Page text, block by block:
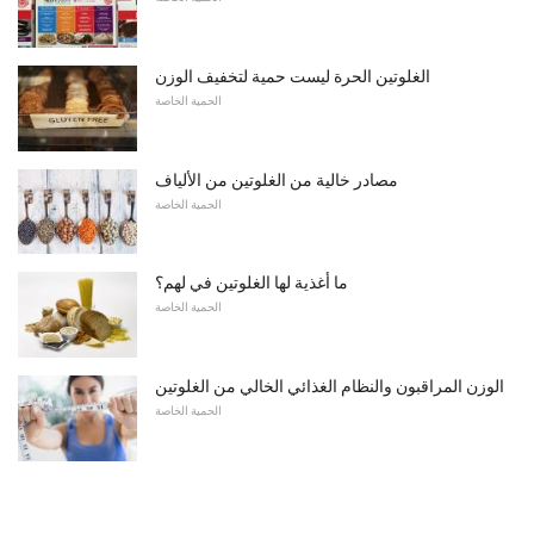
الغلوتين الحرة ليست حمية لتخفيف الوزن
الحمية الخاصة
مصادر خالية من الغلوتين من الألياف
الحمية الخاصة
ما أغذية لها الغلوتين في لهم؟
الحمية الخاصة
الوزن المراقبون والنظام الغذائي الخالي من الغلوتين
الحمية الخاصة